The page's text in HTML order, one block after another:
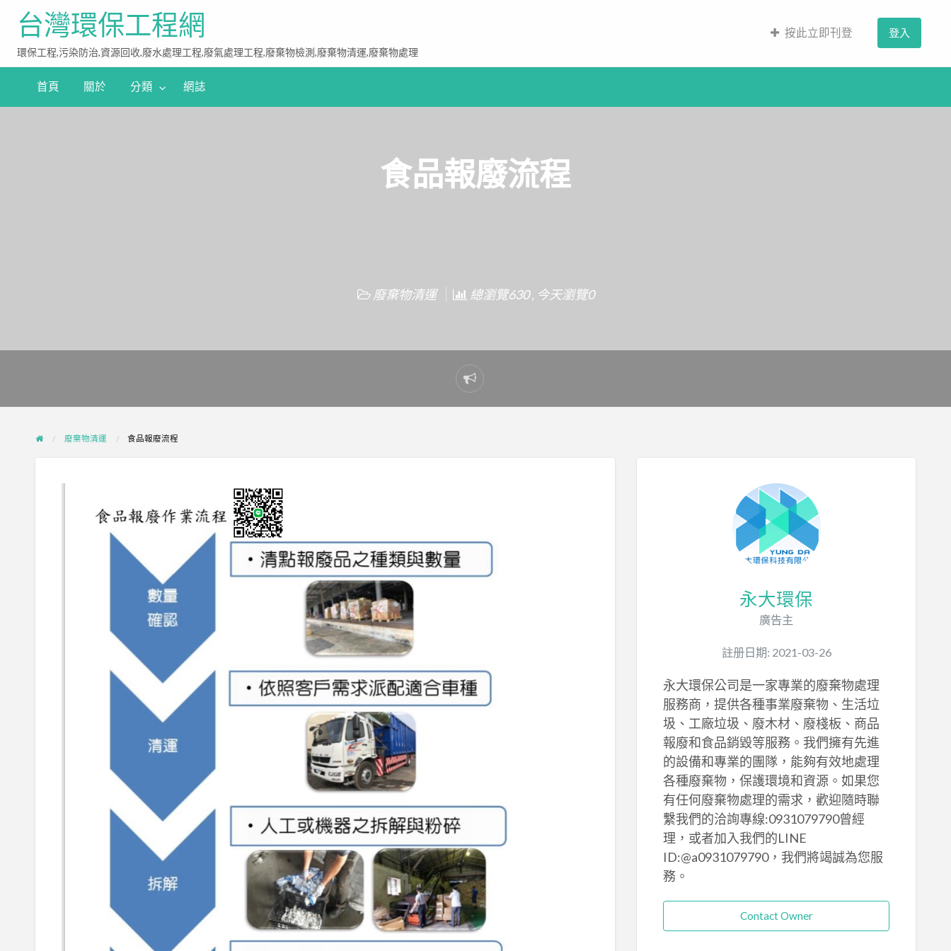
台灣環保工程網
環保工程,污染防治,資源回收,廢水處理工程,廢氣處理工程,廢棄物檢測,廢棄物清運,廢棄物處理
按此立即刊登 登入
首頁 關於 分類 網誌
食品報廢流程
廢棄物清運 總瀏覽630 , 今天瀏覽0
Report
problem
廢棄物清運 食品報廢流程
永大環保
廣告主
註册日期: 2021-03-26
永大環保公司是一家專業的廢棄物處理
服務商，提供各種事業廢棄物、生活垃
圾、工廠垃圾、廢木材、廢棧板、商品
報廢和食品銷毀等服務。我們擁有先進
的設備和專業的團隊，能夠有效地處理
各種廢棄物，保護環境和資源。如果您
有任何廢棄物處理的需求，歡迎隨時聯
繫我們的洽詢專線:0931079790曾經
理，或者加入我們的LINE
ID:@a0931079790，我們將竭誠為您服
務。
Contact Owner